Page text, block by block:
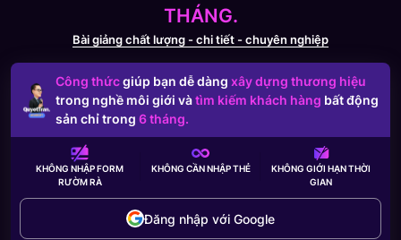
THÁNG.
Bài giảng chất lượng - chi tiết - chuyên nghiệp
Công thứcgiúp bạn dễ dàng xây dựng thương hiệu
trong nghề môi giới vàtìm kiếm khách hàng bất động
sản chỉ trong 6 tháng.
KHÔNG NHẬP FORM
RƯỜM RÀ
KHÔNG CẦNNHẬP THẺ KHÔNG GIỚI HẠNTHỜI
GIAN
Đăng nhập với Google